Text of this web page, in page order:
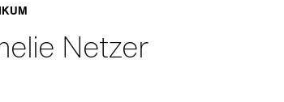
Netzer